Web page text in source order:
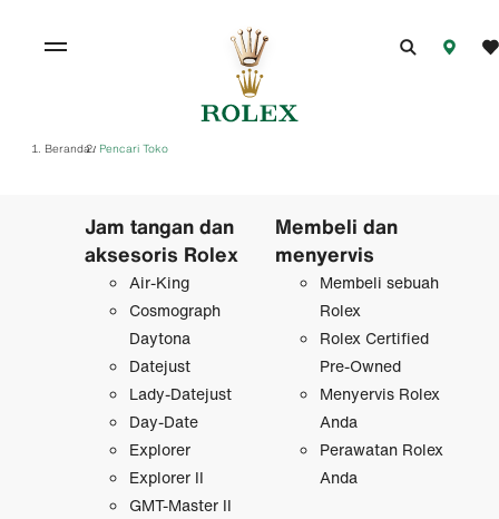
Beranda/ Pencari Toko
Jam tangan dan
aksesoris Rolex
Air-King
Cosmograph
Daytona
Datejust
Lady-Datejust
Day-Date
Explorer
Explorer II
GMT-Master II
Membeli dan
menyervis
Membeli sebuah
Rolex
Rolex Certified
Pre‑Owned
Menyervis Rolex
Anda
Perawatan Rolex
Anda